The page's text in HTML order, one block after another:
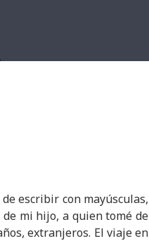
escribir con mayúsculas,
mi hijo, a quien tomé de
extranjeros. El viaje en